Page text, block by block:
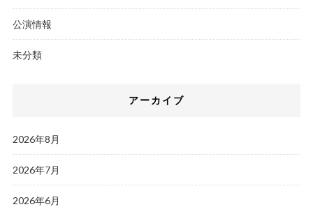
公演情報
未分類
アーカイブ
2026年8月
2026年7月
2026年6月